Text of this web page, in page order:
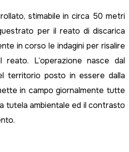
stimabile in circa 50 metri
per il reato di discarica
in corso le indagini per risalire
reato. L’operazione nasce dal
territorio posto in essere dalla
in campo giornalmente tutte
tutela ambientale ed il contrasto